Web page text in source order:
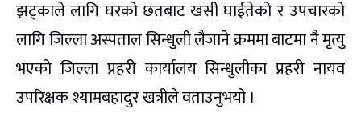
झट्काले लागि घरको छतबाट खसी घाईतेको र उपचारको
लागि जिल्ला अस्पताल सिन्धुली लैजाने क्रममा बाटमा नै मृत्यु
भएको जिल्ला प्रहरी कार्यालय सिन्धुलीका प्रहरी नायव
उपरिक्षक श्यामबहादुर खत्रीले वताउनुभयो ।